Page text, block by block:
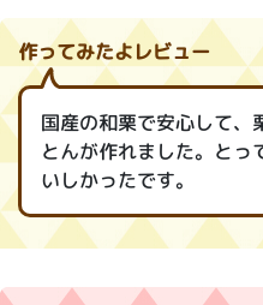
作ってみたよレビュー
国産の和栗で安心して、
とんが作れました。とっ
いしかったです。